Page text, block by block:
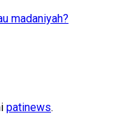
madaniyah?
patinews.